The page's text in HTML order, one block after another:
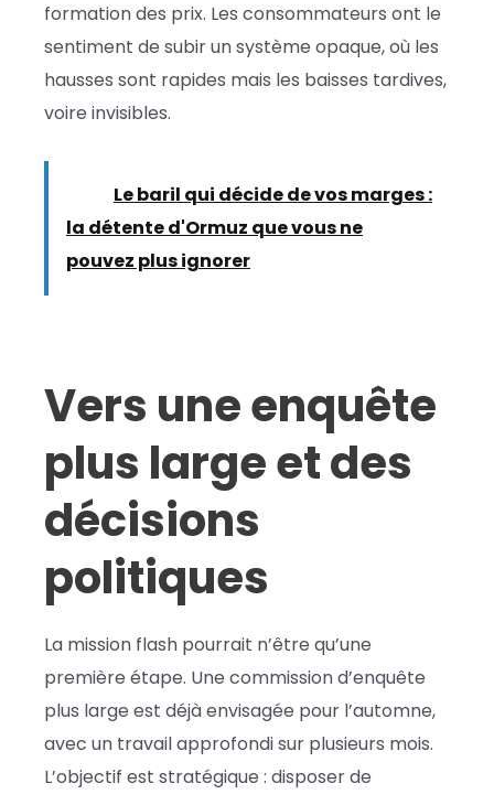
formation des prix. Les consommateurs ont le
sentiment de subir un système opaque, où les
hausses sont rapides mais les baisses tardives,
voire invisibles.
Le baril qui décide de vos marges :
la détente d'Ormuz que vous ne
pouvez plus ignorer
Vers une enquête
plus large et des
décisions
politiques
La mission flash pourrait n’être qu’une
première étape. Une commission d’enquête
plus large est déjà envisagée pour l’automne,
avec un travail approfondi sur plusieurs mois.
L’objectif est stratégique : disposer de